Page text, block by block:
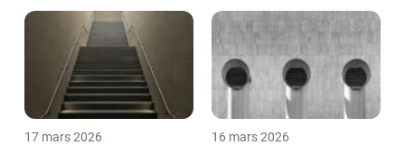
17 mars 2026 16 mars 2026